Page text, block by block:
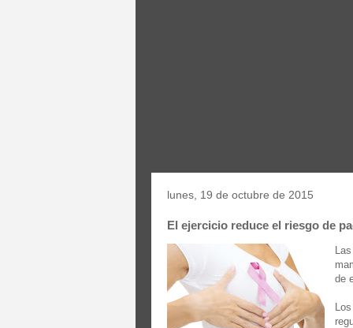
lunes, 19 de octubre de 2015
El ejercicio reduce el riesgo de
de